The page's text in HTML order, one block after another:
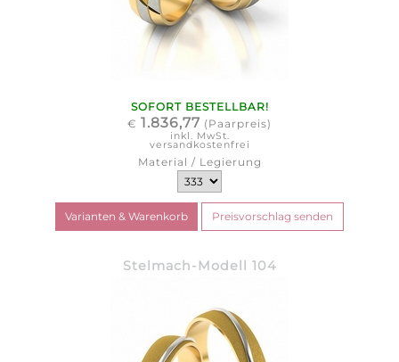
SOFORT BESTELLBAR!
€ 1.836,77 (Paarpreis)
inkl. MwSt.
versandkostenfrei
Material / Legierung
Stelmach-Modell 104